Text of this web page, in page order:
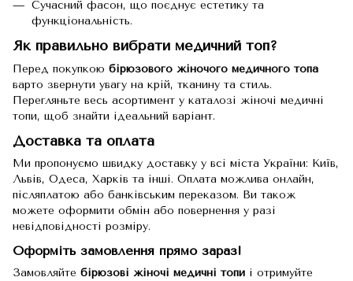
Сучасний фасон, що поєднує естетику та
функціональність.
Як правильно вибрати медичний топ?
Перед покупкою бірюзового жіночого медичного топа
варто звернути увагу на крій, тканину та стиль.
Перегляньте весь асортимент у каталозі жіночі медичні
топи, щоб знайти ідеальний варіант.
Доставка та оплата
Ми пропонуємо швидку доставку у всі міста України: Київ,
Львів, Одеса, Харків та інші. Оплата можлива онлайн,
післяплатою або банківським переказом. Ви також
можете оформити обмін або повернення у разі
невідповідності розміру.
Оформіть замовлення прямо зараз!
Замовляйте бірюзові жіночі медичні топи і отримуйте